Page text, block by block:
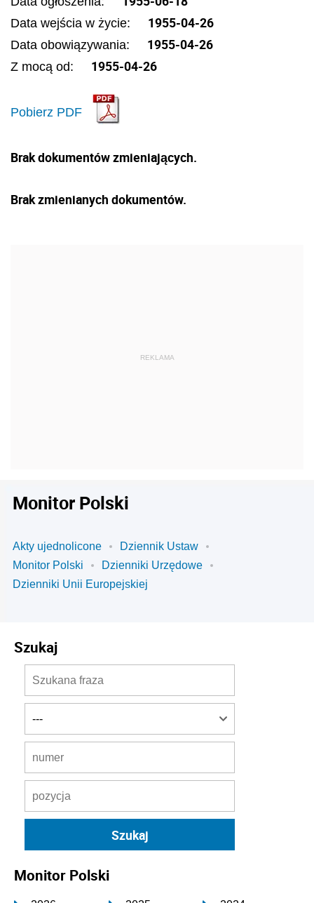
Data wejścia w życie: 1955-04-26
Data obowiązywania: 1955-04-26
Z mocą od: 1955-04-26
Pobierz PDF
Brak dokumentów zmieniających.
Brak zmienianych dokumentów.
Monitor Polski
Akty ujednolicone
Dziennik Ustaw
Monitor Polski
Dzienniki Urzędowe
Dzienniki Unii Europejskiej
Szukaj
Monitor Polski